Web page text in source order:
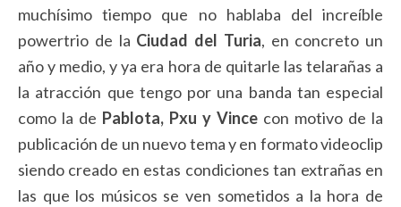
muchísimo tiempo que no hablaba del increíble
powertrio de la Ciudad del Turia, en concreto un
año y medio, y ya era hora de quitarle las telarañas a
la atracción que tengo por una banda tan especial
como la de Pablota, Pxu y Vince con motivo de la
publicación de un nuevo tema y en formato videoclip
siendo creado en estas condiciones tan extrañas en
las que los músicos se ven sometidos a la hora de